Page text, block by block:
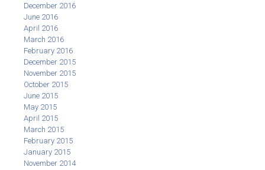
December 2016
June 2016
April 2016
March 2016
February 2016
December 2015
November 2015
October 2015
June 2015
May 2015
April 2015
March 2015
February 2015
January 2015
November 2014